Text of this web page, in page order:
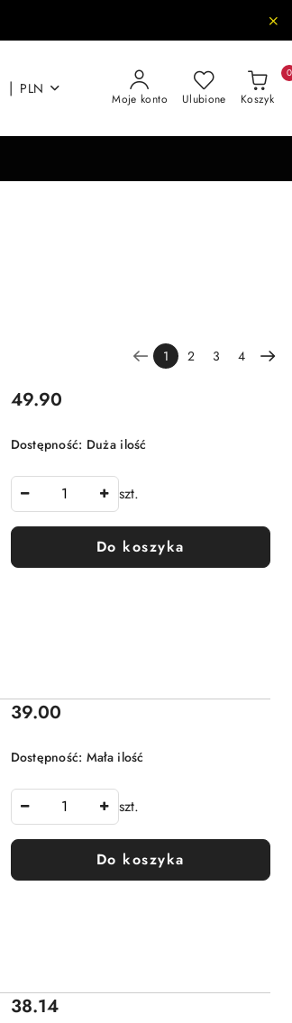
| PLN
Moje konto Ulubione Koszyk
0
1 2 3 4
Cena:
49.90
Dostępność: Duża ilość
szt.
Do koszyka
Cena:
39.00
Dostępność: Mała ilość
szt.
Do koszyka
Cena:
38.14